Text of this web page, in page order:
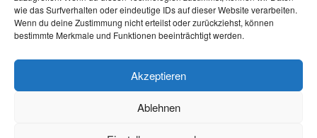
wie das Surfverhalten oder eindeutige IDs auf dieser Website verarbeiten.
Wenn du deine Zustimmung nicht erteilst oder zurückziehst, können
bestimmte Merkmale und Funktionen beeinträchtigt werden.
Akzeptieren
Ablehnen
Berufliche Rehabilitation – stufenweise
Wiedereingliederung
Impressum